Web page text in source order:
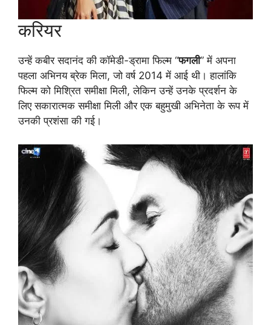
करियर
उन्हें कबीर सदानंद की कॉमेडी-ड्रामा फिल्म “फगली” में अपना
पहला अभिनय ब्रेक मिला, जो वर्ष 2014 में आई थी। हालांकि
फिल्म को मिश्रित समीक्षा मिली, लेकिन उन्हें उनके प्रदर्शन के
लिए सकारात्मक समीक्षा मिली और एक बहुमुखी अभिनेता के रूप में
उनकी प्रशंसा की गई।